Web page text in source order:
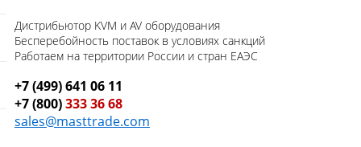
Дистрибьютор KVM и AV оборудования
Бесперебойность поставок в условиях санкций
Работаем на территории России и стран ЕАЭС
+7 (499) 641 06 11
+7 (800)333 36 68
sales@masttrade.com